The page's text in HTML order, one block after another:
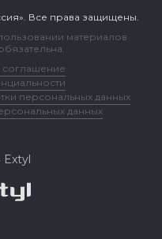
Все права защищены.
материалов
соглашение
персональных данных
данных
Extyl